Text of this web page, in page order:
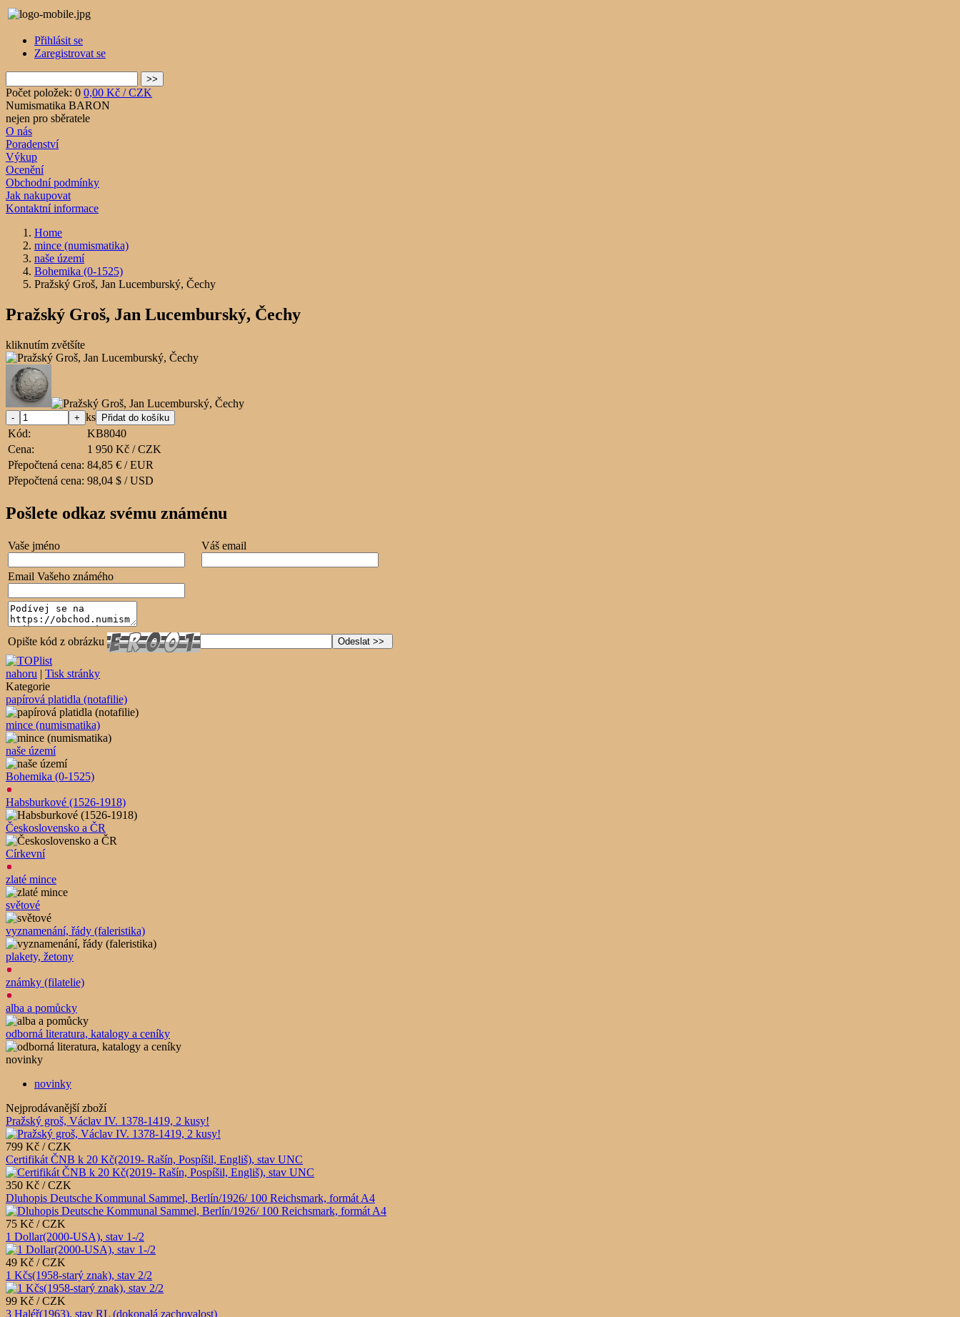
Přihlásit se
Zaregistrovat se
Počet položek: 0 0,00 Kč / CZK
Numismatika BARON
nejen pro sběratele
O nás
Poradenství
Výkup
Ocenění
Obchodní podmínky
Jak nakupovat
Kontaktní informace
Home
mince (numismatika)
naše území
Bohemika (0-1525)
Pražský Groš, Jan Lucemburský, Čechy
Pražský Groš, Jan Lucemburský, Čechy
kliknutím zvětšíte
ks
Kód:
KB8040
Cena:
1 950 Kč / CZK
Přepočtená cena: 84,85 € / EUR
Přepočtená cena: 98,04 $ / USD
Pošlete odkaz svému známénu
Vaše jméno Váš email
Email Vašeho známého
Opište kód z obrázku
nahoru | Tisk stránky
Kategorie
papírová platidla (notafilie)
mince (numismatika)
naše území
Bohemika (0-1525)
Habsburkové (1526-1918)
Československo a ČR
Církevní
zlaté mince
světové
vyznamenání, řády (faleristika)
plakety, žetony
známky (filatelie)
alba a pomůcky
odborná literatura, katalogy a ceníky
novinky
novinky
Nejprodávanější zboží
Pražský groš, Václav IV. 1378-1419, 2 kusy!
799 Kč / CZK
Certifikát ČNB k 20 Kč(2019- Rašín, Pospíšil, Engliš), stav UNC
350 Kč / CZK
Dluhopis Deutsche Kommunal Sammel, Berlín/1926/ 100 Reichsmark, formát A4
75 Kč / CZK
1 Dollar(2000-USA), stav 1-/2
49 Kč / CZK
1 Kčs(1958-starý znak), stav 2/2
99 Kč / CZK
3 Haléř(1963), stav RL (dokonalá zachovalost)